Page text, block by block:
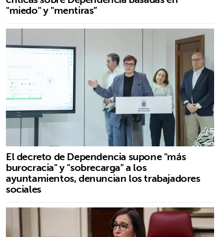
"miedo" y "mentiras”
El decreto de Dependencia supone "más
burocracia" y "sobrecarga" a los
ayuntamientos, denuncian los trabajadores
sociales